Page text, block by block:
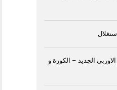
الجديد – الكورة و